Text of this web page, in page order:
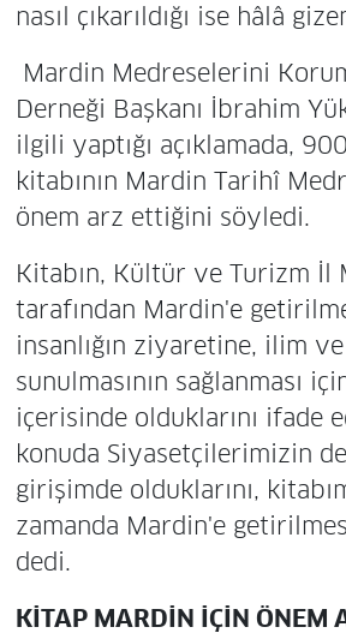
nasıl çıkarıldığı ise hâlâ
Mardin Medreselerini
Derneği Başkanı İbrahim
ilgili yaptığı açıklamada,
kitabının Mardin Tarihî
önem arz ettiğini söyledi.
Kitabın, Kültür ve Turizm İl
tarafından Mardin'e
insanlığın ziyaretine, ilim
sunulmasının sağlanması
içerisinde olduklarını ifade
konuda Siyasetçilerimizin
girişimde olduklarını,
zamanda Mardin'e
dedi.
KİTAP MARDİN İÇİN ÖNEM